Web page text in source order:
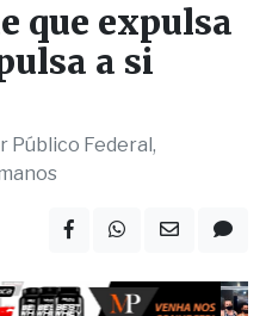
que expulsa
a si
Público Federal,